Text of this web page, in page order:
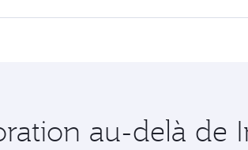
les vols opérés par Qatar Airways,
au-delà de